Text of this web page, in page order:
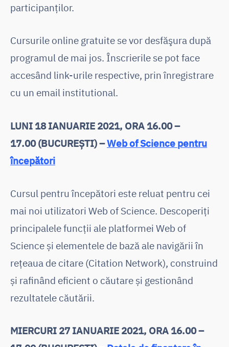
participanților.
Cursurile online gratuite se vor desfăşura după
programul de mai jos. Înscrierile se pot face
accesând link-urile respective, prin înregistrare
cu un email institutional.
LUNI 18 IANUARIE 2021, ORA 16.00 –
17.00 (BUCUREȘTI) –Web of Science pentru
începători
Cursul pentru începători este reluat pentru cei
mai noi utilizatori Web of Science. Descoperiţi
principalele funcții ale platformei Web of
Science și elementele de bază ale navigării în
rețeaua de citare (Citation Network), construind
și rafinând eficient o căutare și gestionând
rezultatele căutării.
MIERCURI 27 IANUARIE 2021, ORA 16.00 –